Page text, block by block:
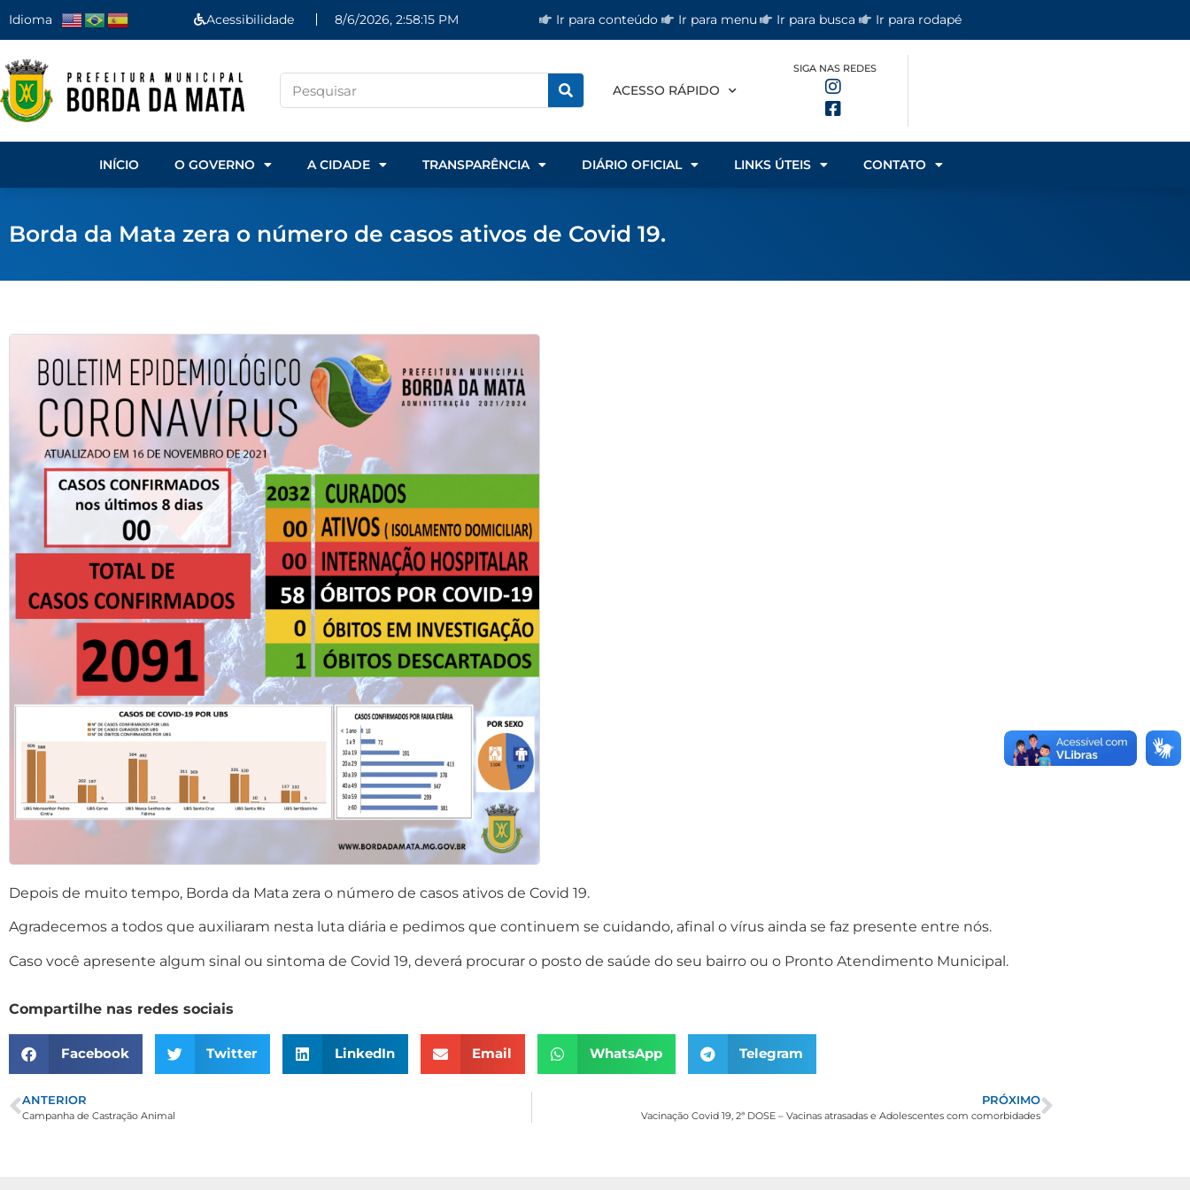
Idioma Acessibilidade 8/6/2026, 2:58:16 PM Ir para conteúdo Ir para menu Ir para busca Ir para rodapé
ACESSO RÁPIDO
SIGA NAS REDES
INÍCIO O GOVERNO A CIDADE TRANSPARÊNCIA DIÁRIO OFICIAL LINKS ÚTEIS CONTATO
Borda da Mata zera o número de casos ativos de Covid 19.
Depois de muito tempo, Borda da Mata zera o número de casos ativos de Covid 19.
Agradecemos a todos que auxiliaram nesta luta diária e pedimos que continuem se cuidando, afinal o vírus ainda se faz presente entre nós.
Caso você apresente algum sinal ou sintoma de Covid 19, deverá procurar o posto de saúde do seu bairro ou o Pronto Atendimento Municipal.
Compartilhe nas redes sociais
Facebook Twitter LinkedIn Email WhatsApp Telegram
ANTERIOR
Campanha de Castração Animal
PRÓXIMO
Vacinação Covid 19, 2ª DOSE – Vacinas atrasadas e Adolescentes com comorbidades